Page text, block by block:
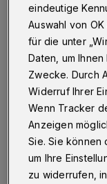
Wuppertal·Der
von Bayer 04
Botschafter der
11.02.2019 ,
eindeutige
Auswahl von
für die unter
Daten, um
Zwecke. Durch
Widerruf Ihrer
Wenn Tracker
Anzeigen
Sie. Sie können
um Ihre
zu widerrufen,